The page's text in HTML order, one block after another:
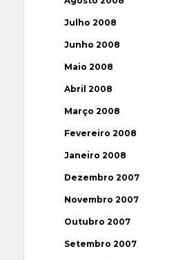
Julho 2008
Junho 2008
Maio 2008
Abril 2008
Março 2008
Fevereiro 2008
Janeiro 2008
Dezembro 2007
Novembro 2007
Outubro 2007
Setembro 2007